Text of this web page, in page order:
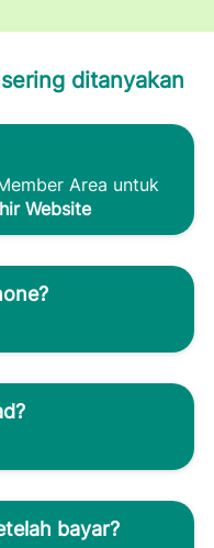
ditanyakan
Area untuk
Website
bayar?